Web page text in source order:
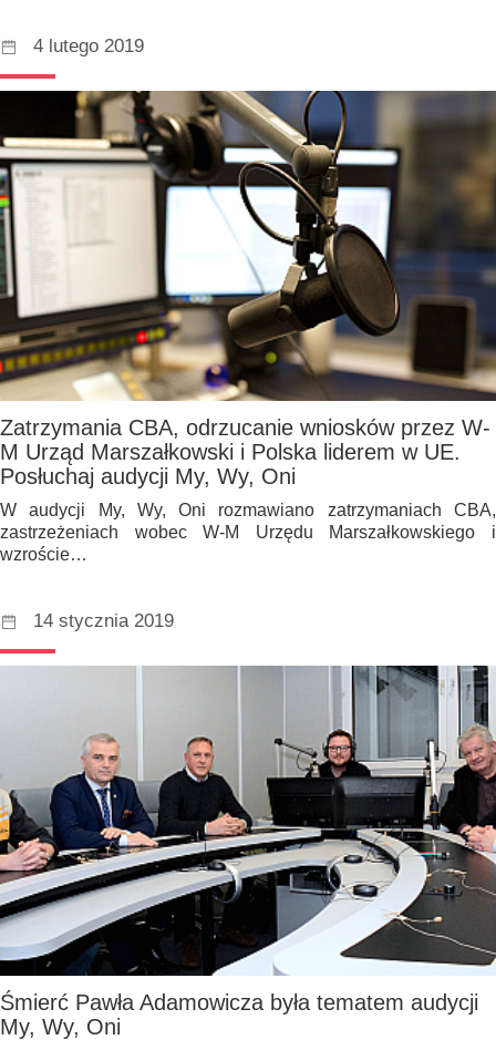
4 lutego 2019
Zatrzymania CBA, odrzucanie wniosków przez W-
M Urząd Marszałkowski i Polska liderem w UE.
Posłuchaj audycji My, Wy, Oni
W audycji My, Wy, Oni rozmawiano zatrzymaniach CBA,
zastrzeżeniach wobec W-M Urzędu Marszałkowskiego i
wzroście…
14 stycznia 2019
Śmierć Pawła Adamowicza była tematem audycji
My, Wy, Oni